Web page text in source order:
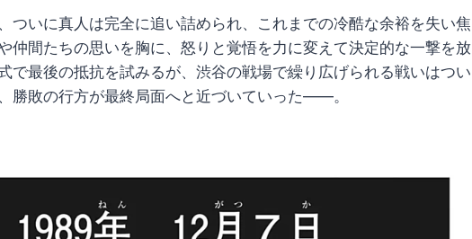
ついに真人は完全に追い詰められ、これまでの冷酷な余裕を失い焦
仲間たちの思いを胸に、怒りと覚悟を力に変えて決定的な一撃を放
で最後の抵抗を試みるが、渋谷の戦場で繰り広げられる戦いはつい
勝敗の行方が最終局面へと近づいていった――。